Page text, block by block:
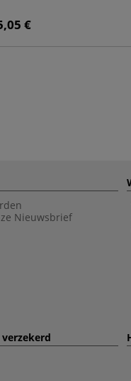
€
Nieuwsbrief